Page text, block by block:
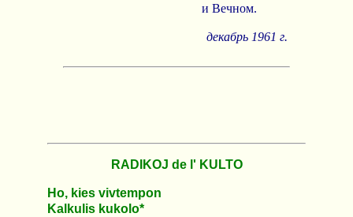
и Вечном.
декабрь 1961 г.
RADIKOJ de l' KULTO
Ho, kies vivtempon
Kalkulis kukolo*